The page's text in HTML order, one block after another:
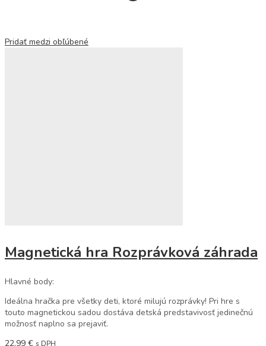
Pridať medzi obľúbené
Magnetická hra Rozprávková záhrada
Hlavné body:
Ideálna hračka pre všetky deti, ktoré milujú rozprávky! Pri hre s
touto magnetickou sadou dostáva detská predstavivosť jedinečnú
možnosť naplno sa prejaviť.
22,99 € s DPH